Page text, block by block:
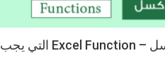
12 من أهم توابع اكسل – Excel Function التي يجب